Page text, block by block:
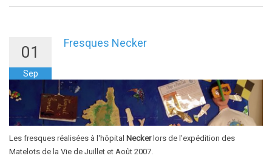
01
Sep
Fresques Necker
Les fresques réalisées à l'hôpital Neckerlors de l'expédition des
Matelots de la Vie de Juillet et Août 2007.